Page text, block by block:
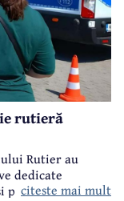
rutieră
Rutier au
dedicate
promovării unui
citeste mai mult